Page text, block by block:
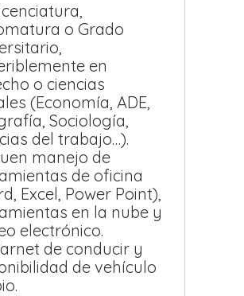
o Grado
en
o ciencias
(Economía, ADE,
Sociología,
del trabajo…).
manejo de
de oficina
Excel, Power Point),
en la nube y
electrónico.
de conducir y
de vehículo